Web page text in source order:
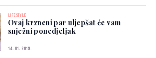
LIFESTYLE
Ovaj krzneni par uljepšat će vam
snježni ponedjeljak
14. 01. 2019.